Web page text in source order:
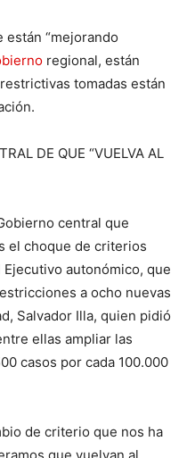
están “mejorando
regional, están
tomadas están
DE QUE “VUELVA AL
central que
el choque de criterios
autonómico, que
a ocho nuevas
Salvador Illa, quien pidió
ellas ampliar las
casos por cada 100.000
de criterio que nos ha